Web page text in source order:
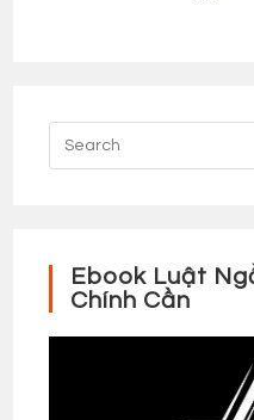
Ebook Luật
Chính Cần